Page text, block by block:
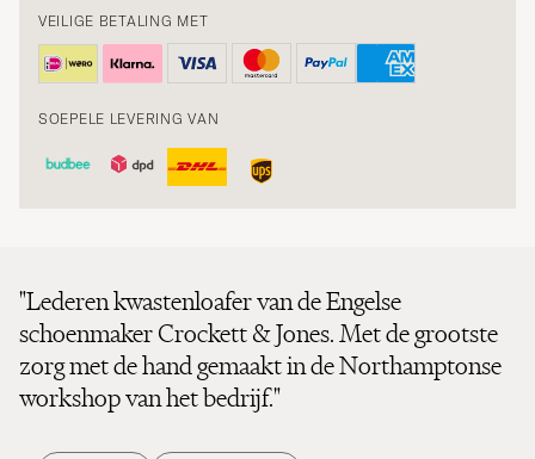
VEILIGE BETALING MET
SOEPELE LEVERING VAN
"Lederen kwastenloafer van de Engelse
schoenmaker Crockett & Jones. Met de grootste
zorg met de hand gemaakt in de Northamptonse
workshop van het bedrijf."